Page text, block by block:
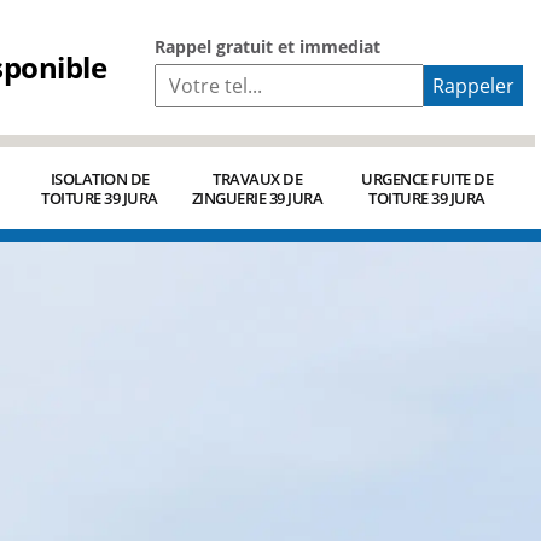
Rappel gratuit et immediat
ISOLATION DE
TOITURE 39 JURA
TRAVAUX DE
ZINGUERIE 39 JURA
URGENCE FUITE DE
TOITURE 39 JURA